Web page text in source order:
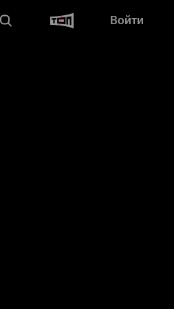
Войти